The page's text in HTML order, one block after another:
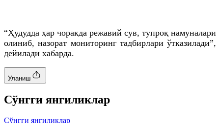
“Ҳудудда ҳар чоракда режавий сув, тупроқ намуналари
олиниб, назорат мониторинг тадбирлари ўтказилади”,
дейилади хабарда.
Уланиш
Cўнгги янгиликлар
Cўнгги янгиликлар